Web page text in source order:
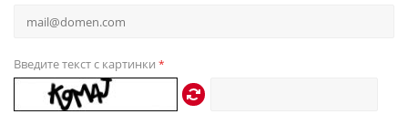
Введите текст с картинки *